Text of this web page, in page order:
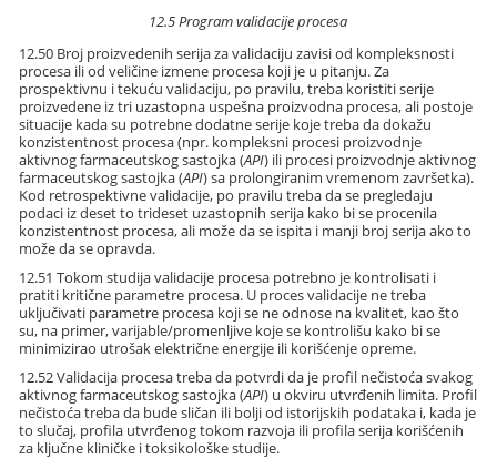
12.5 Program validacije procesa
12.50 Broj proizvedenih serija za validaciju zavisi od kompleksnosti
procesa ili od veličine izmene procesa koji je u pitanju. Za
prospektivnu i tekuću validaciju, po pravilu, treba koristiti serije
proizvedene iz tri uzastopna uspešna proizvodna procesa, ali postoje
situacije kada su potrebne dodatne serije koje treba da dokažu
konzistentnost procesa (npr. kompleksni procesi proizvodnje
aktivnog farmaceutskog sastojka (API) ili procesi proizvodnje aktivnog
farmaceutskog sastojka (API) sa prolongiranim vremenom završetka).
Kod retrospektivne validacije, po pravilu treba da se pregledaju
podaci iz deset to trideset uzastopnih serija kako bi se procenila
konzistentnost procesa, ali može da se ispita i manji broj serija ako to
može da se opravda.
12.51 Tokom studija validacije procesa potrebno je kontrolisati i
pratiti kritične parametre procesa. U proces validacije ne treba
uključivati parametre procesa koji se ne odnose na kvalitet, kao što
su, na primer, varijable/promenljive koje se kontrolišu kako bi se
minimizirao utrošak električne energije ili korišćenje opreme.
12.52 Validacija procesa treba da potvrdi da je profil nečistoća svakog
aktivnog farmaceutskog sastojka (API) u okviru utvrđenih limita. Profil
nečistoća treba da bude sličan ili bolji od istorijskih podataka i, kada je
to slučaj, profila utvrđenog tokom razvoja ili profila serija korišćenih
za ključne kliničke i toksikološke studije.